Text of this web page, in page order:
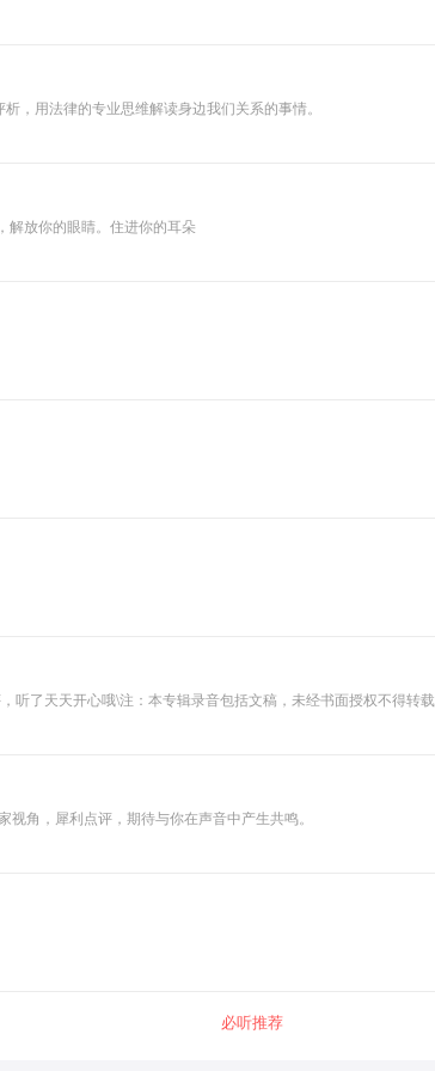
，用法律的专业思维解读身边我们关系的事情。
解放你的眼睛。住进你的耳朵
听了天天开心哦\注：本专辑录音包括文稿，未经书面授权不得转载
角，犀利点评，期待与你在声音中产生共鸣。
必听推荐